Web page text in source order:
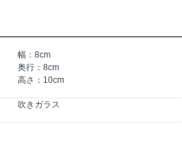
幅：8cm
奥行：8cm
高さ：10cm
吹きガラス